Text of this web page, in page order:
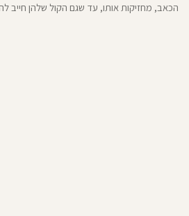
הכאב, מחזיקות אותו, עד שגם הקול שלהן